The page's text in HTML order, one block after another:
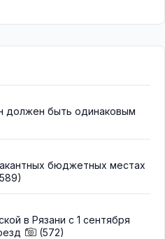
должен быть одинаковым
бюджетных местах
в Рязани с 1 сентября
(572)